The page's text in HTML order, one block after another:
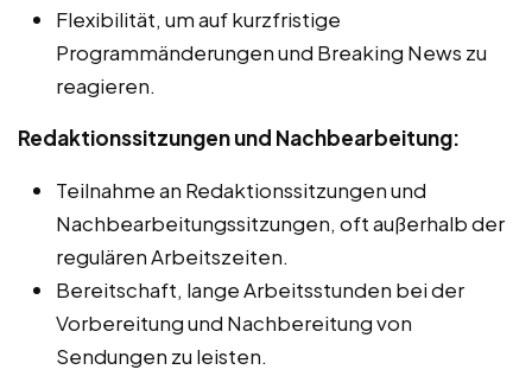
Flexibilität, um auf kurzfristige
Programmänderungen und Breaking News zu
reagieren.
Redaktionssitzungen und Nachbearbeitung:
Teilnahme an Redaktionssitzungen und
Nachbearbeitungssitzungen, oft außerhalb der
regulären Arbeitszeiten.
Bereitschaft, lange Arbeitsstunden bei der
Vorbereitung und Nachbereitung von
Sendungen zu leisten.